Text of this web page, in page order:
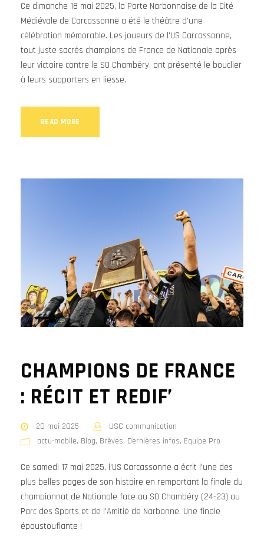
Ce dimanche 18 mai 2025, la Porte Narbonnaise de la Cité
Médiévale de Carcassonne a été le théâtre d'une
célébration mémorable. Les joueurs de l'US Carcassonne,
tout juste sacrés champions de France de Nationale après
leur victoire contre le SO Chambéry, ont présenté le bouclier
à leurs supporters en liesse.
READ MORE
CHAMPIONS DE FRANCE
: RÉCIT ET REDIF’
20 mai 2025
USC communication
actu-mobile, Blog, Brèves, Dernières infos, Equipe Pro
Ce samedi 17 mai 2025, l'US Carcassonne a écrit l'une des
plus belles pages de son histoire en remportant la finale du
championnat de Nationale face au SO Chambéry (24-23) au
Parc des Sports et de l'Amitié de Narbonne. Une finale
époustouflante !